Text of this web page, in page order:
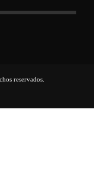
reservados.